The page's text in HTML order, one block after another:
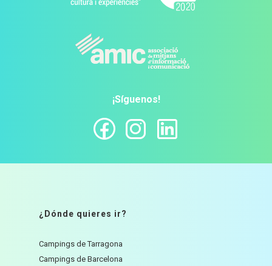
¡Síguenos!
¿Dónde quieres ir?
Campings de Tarragona
Campings de Barcelona